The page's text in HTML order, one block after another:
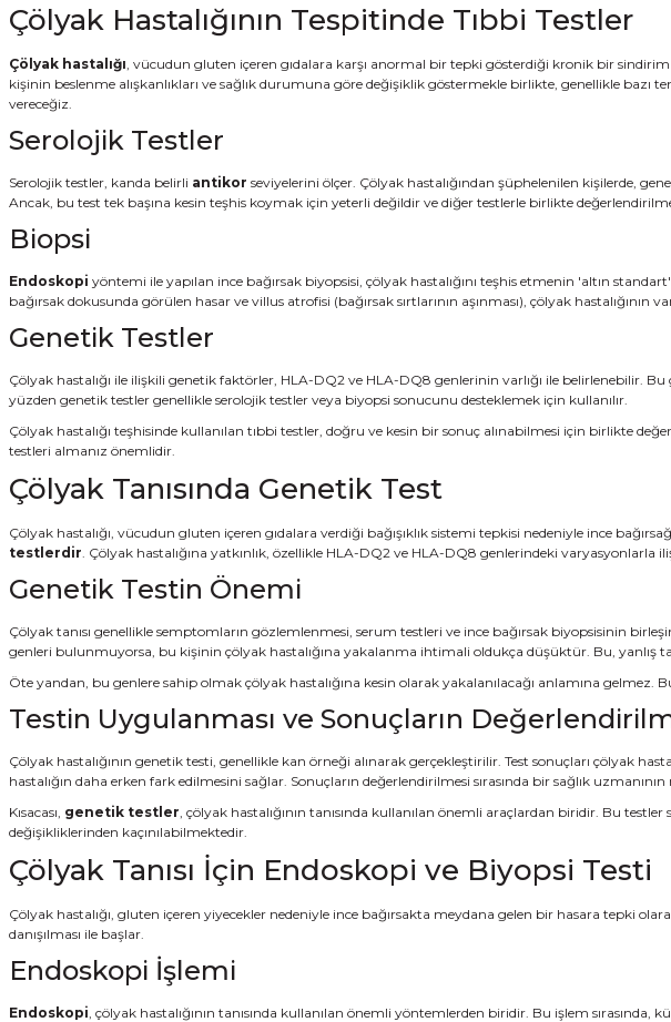
Çölyak Hastalığının Tespitinde Tıbbi Testler
Çölyak hastalığı , vücudun gluten içeren gıdalara karşı anormal bir tepki gösterdiği kronik bir sindirim
kişinin beslenme alışkanlıkları ve sağlık durumuna göre değişiklik göstermekle birlikte, genellikle bazı
vereceğiz.
Serolojik Testler
Serolojik testler, kanda belirli antikor seviyelerini ölçer. Çölyak hastalığından şüphelenilen kişilerde,
Ancak, bu test tek başına kesin teşhis koymak için yeterli değildir ve diğer testlerle birlikte
Biopsi
Endoskopi yöntemi ile yapılan ince bağırsak biyopsisi, çölyak hastalığını teşhis etmenin 'altın
bağırsak dokusunda görülen hasar ve villus atrofisi (bağırsak sırtlarının aşınması), çölyak hastalığının
Genetik Testler
Çölyak hastalığı ile ilişkili genetik faktörler, HLA-DQ2 ve HLA-DQ8 genlerinin varlığı ile belirlenebilir.
yüzden genetik testler genellikle serolojik testler veya biyopsi sonucunu desteklemek için kullanılır.
Çölyak hastalığı teşhisinde kullanılan tıbbi testler, doğru ve kesin bir sonuç alınabilmesi için birlikte
testleri almanız önemlidir.
Çölyak Tanısında Genetik Test
Çölyak hastalığı, vücudun gluten içeren gıdalara verdiği bağışıklık sistemi tepkisi nedeniyle ince
testlerdir . Çölyak hastalığına yatkınlık, özellikle HLA-DQ2 ve HLA-DQ8 genlerindeki
Genetik Testin Önemi
Çölyak tanısı genellikle semptomların gözlemlenmesi, serum testleri ve ince bağırsak biyopsisinin
genleri bulunmuyorsa, bu kişinin çölyak hastalığına yakalanma ihtimali oldukça düşüktür. Bu, yanlış
Öte yandan, bu genlere sahip olmak çölyak hastalığına kesin olarak yakalanılacağı anlamına gelmez.
Testin Uygulanması ve Sonuçların
Çölyak hastalığının genetik testi, genellikle kan örneği alınarak gerçekleştirilir. Test sonuçları çölyak
hastalığın daha erken fark edilmesini sağlar. Sonuçların değerlendirilmesi sırasında bir sağlık
Kısacası, genetik testler , çölyak hastalığının tanısında kullanılan önemli araçlardan biridir. Bu
değişikliklerinden kaçınılabilmektedir.
Çölyak Tanısı İçin Endoskopi ve Biyopsi Testi
Çölyak hastalığı, gluten içeren yiyecekler nedeniyle ince bağırsakta meydana gelen bir hasara tepki
danışılması ile başlar.
Endoskopi İşlemi
Endoskopi , çölyak hastalığının tanısında kullanılan önemli yöntemlerden biridir. Bu işlem